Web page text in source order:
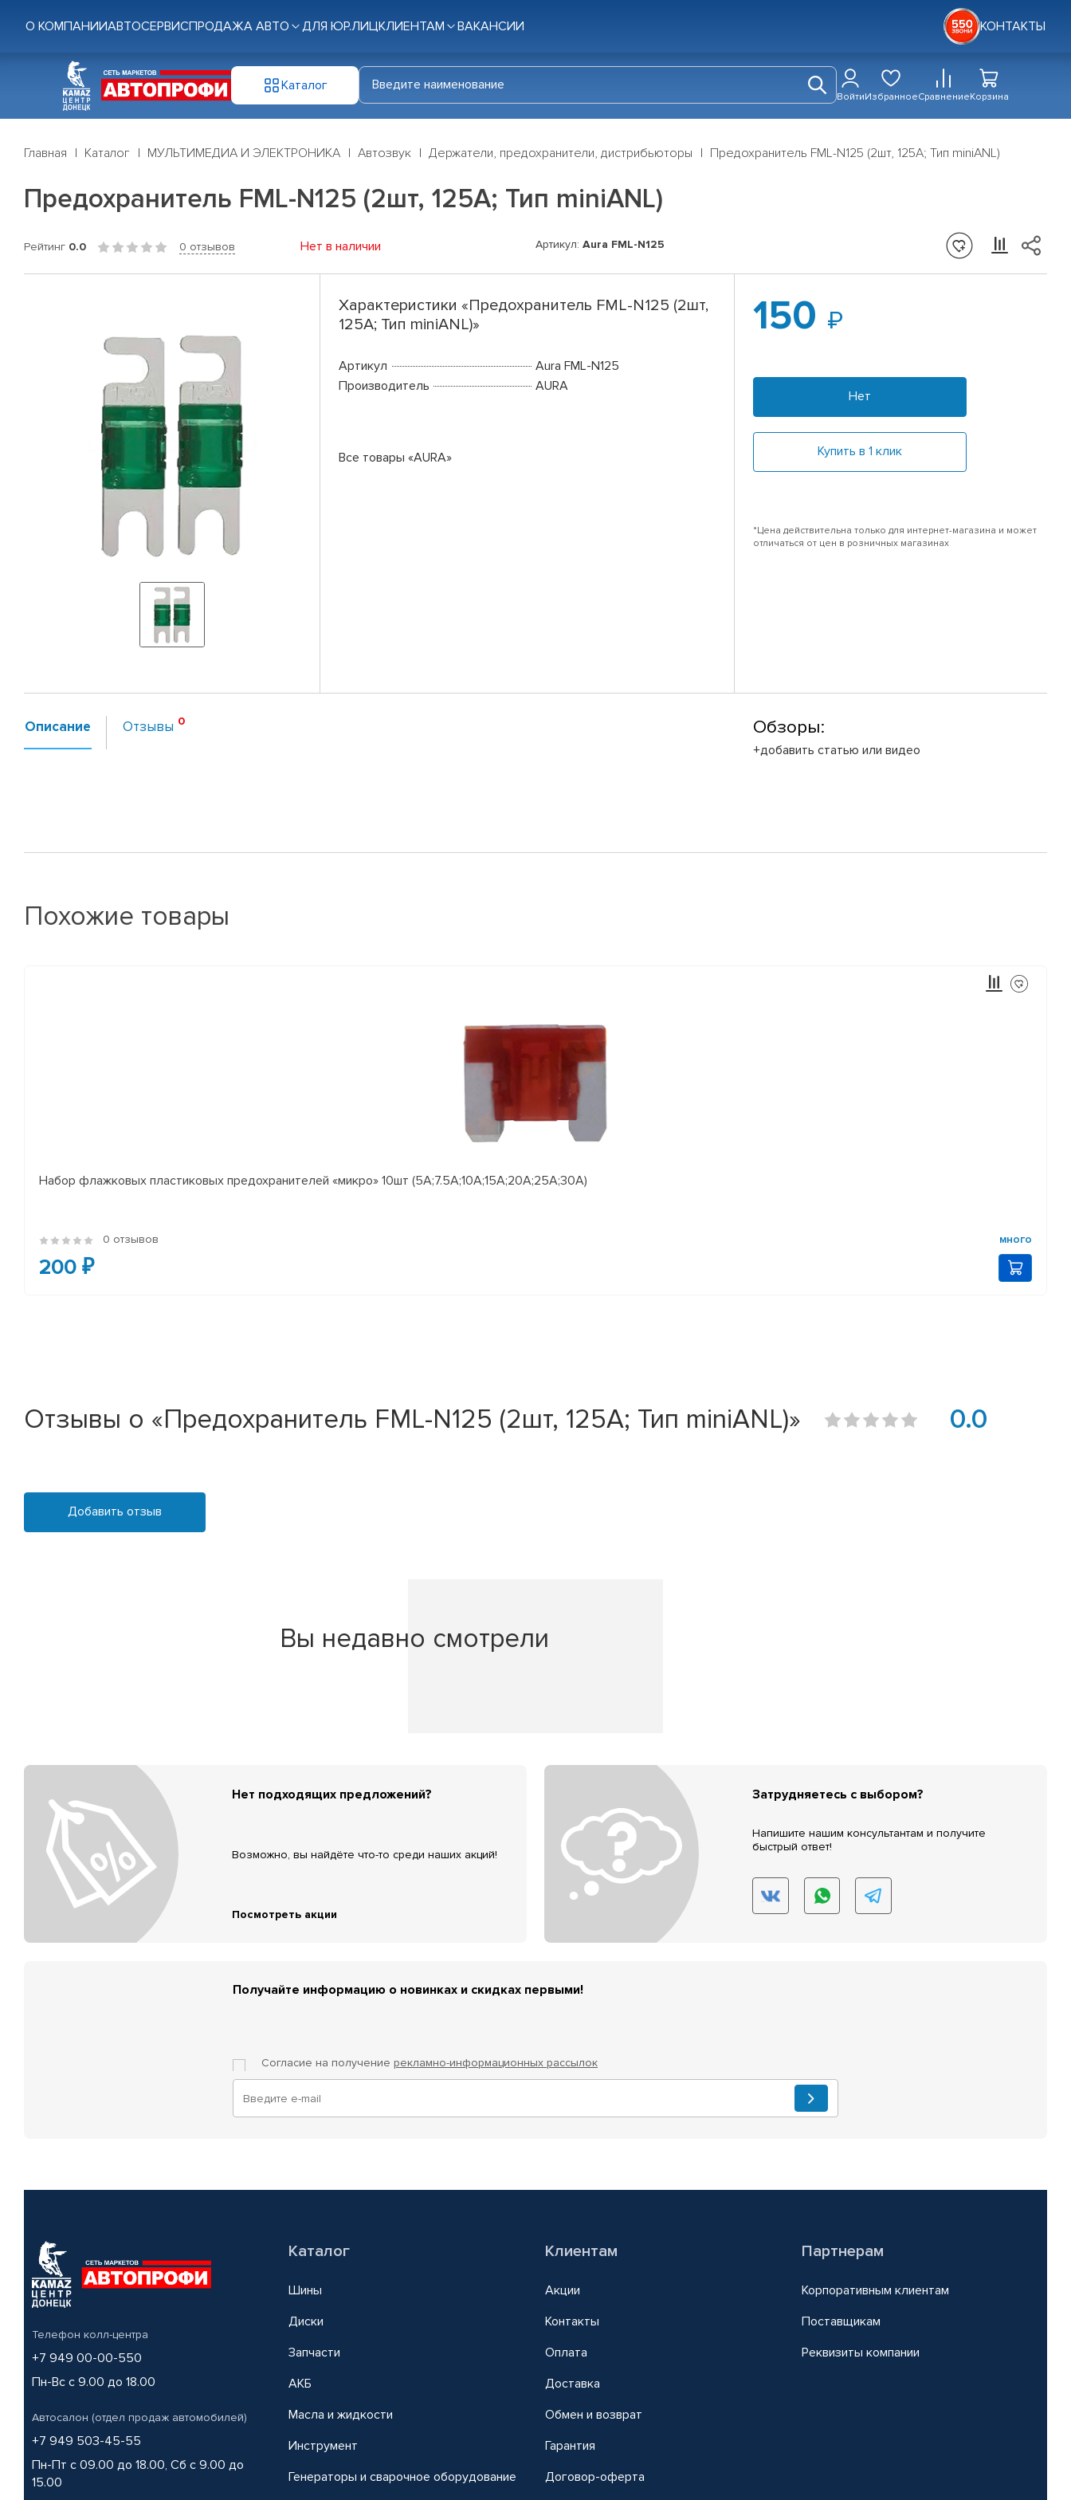
О КОМПАНИИАВТОСЕРВИСПРОДАЖА АВТО ДЛЯ ЮР.ЛИЦКЛИЕНТАМ ВАКАНСИИ КОНТАКТЫ
Каталог
ВойтиИзбранноеСравнениеКорзина
Главная Каталог МУЛЬТИМЕДИА И ЭЛЕКТРОНИКА Автозвук Держатели, предохранители, дистрибьюторы Предохранитель FML-N125 (2шт, 125A; Тип miniANL)
Предохранитель FML-N125 (2шт, 125A; Тип miniANL)
Рейтинг 0.0 0 отзывов Нет в наличии Артикул: Aura FML-N125
Характеристики «Предохранитель FML-N125 (2шт,
125A; Тип miniANL)»
Артикул
Aura FML-N125
Производитель
AURA
Все товары «AURA»
150
Нет
Купить в 1 клик
*Цена действительна только для интернет-магазина и может
отличаться от цен в розничных магазинах
Описание Отзывы Обзоры:
+добавить статью или видео
Похожие товары
Набор флажковых пластиковых предохранителей «микро» 10шт (5А;7.5А;10А;15А;20А;25А;30А)
0 отзывов много
200 ₽
Отзывы о «Предохранитель FML-N125 (2шт, 125A; Тип miniANL)» 0.0
Добавить отзыв
Вы недавно смотрели
Нет подходящих предложений?
Возможно, вы найдёте что-то среди наших акций!
Посмотреть акции
Затрудняетесь с выбором?
Напишите нашим консультантам и получите
быстрый ответ!
Получайте информацию о новинках и скидках первыми!
Согласие на получение рекламно-информационных рассылок
Телефон колл-центра
+7 949 00-00-550
Пн-Вс с 9.00 до 18.00
Автосалон (отдел продаж автомобилей)
+7 949 503-45-55
Пн-Пт с 09.00 до 18.00, Сб с 9.00 до
15.00
Каталог
Шины
Диски
Запчасти
АКБ
Масла и жидкости
Инструмент
Генераторы и сварочное оборудование
Клиентам
Акции
Контакты
Оплата
Доставка
Обмен и возврат
Гарантия
Договор-оферта
Партнерам
Корпоративным клиентам
Поставщикам
Реквизиты компании